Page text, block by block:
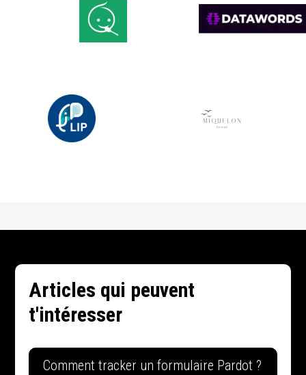
Articles qui peuvent
t'intéresser
Comment tracker un formulaire Pardot ?